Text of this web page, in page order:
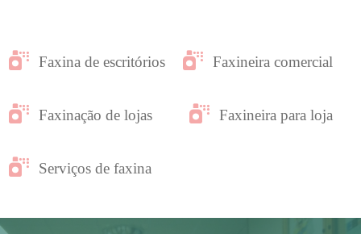
Faxina de escritórios Faxineira comercial
Faxinação de lojas Faxineira para loja
Serviços de faxina